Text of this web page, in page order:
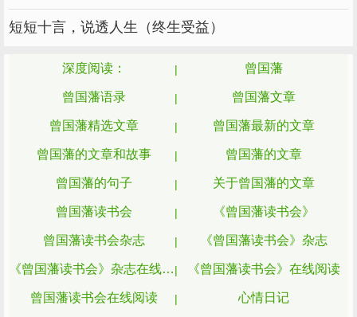
藩就在家书中语重心长地告诫他：“《记》曰：
清明在躬。吾人身心之间须有一种清气，使子弟
饮其和，乡党熏其德，庶几积善可以致祥。饮酒
太多，则气必昏浊;说话太多，则神必躁扰。弟
于此二弊者皆不能免。欲葆清气，首贵饮酒有
节，次贵说话不苟。”
有节制和品德，切忌酒后多言，否则，内心就会
充满浑浊之气，而且神志也会变得浮躁不堪，不
利修身养性。正所谓“饮酒小酣正好，花开半时
偏妍”，凡事不能过度。
组建湘军、东征期间，曾国藩官场应酬之
短短十言，说透人生（终生受益）
深度阅读： 曾国藩
曾国藩语录 曾国藩文章
曾国藩精选文章 曾国藩最新的文章
曾国藩的文章和故事 曾国藩的文章
曾国藩的句子 关于曾国藩的文章
曾国藩读书会 《曾国藩读书会》
曾国藩读书会杂志 《曾国藩读书会》杂志
《曾国藩读书会》杂志在线阅读 《曾国藩读书会》在线阅读
曾国藩读书会在线阅读 心情日记